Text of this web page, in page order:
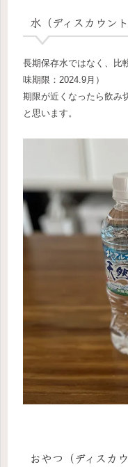
水（ディスカウン
長期保存水ではなく、比
味期限：2024.9月）
期限が近くなったら飲み
と思います。
おやつ（ディスカ